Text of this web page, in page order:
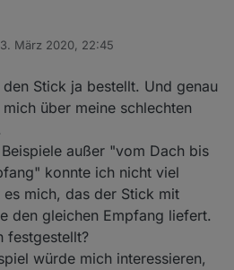
topic/28994/cc2538-cc2592-
3. März 2020, 22:45
von
Stick ja bestellt. Und genau
über meine schlechten
Beispiele außer "vom Dach bis
konnte ich nicht viel
mich, das der Stick mit
den gleichen Empfang liefert.
festgestellt?
würde mich interessieren,